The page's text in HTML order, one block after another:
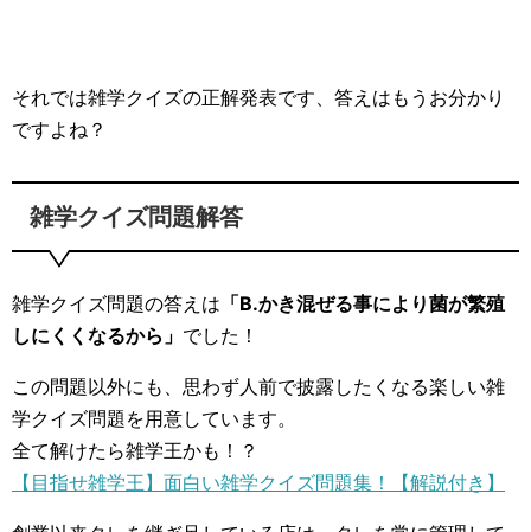
それでは雑学クイズの正解発表です、答えはもうお分かり
ですよね？
雑学クイズ問題解答
雑学クイズ問題の答えは 「B.かき混ぜる事により菌が繁殖
しにくくなるから」 でした！
この問題以外にも、思わず人前で披露したくなる楽しい雑
学クイズ問題を用意しています。
全て解けたら雑学王かも！？
【目指せ雑学王】面白い雑学クイズ問題集！【解説付き】